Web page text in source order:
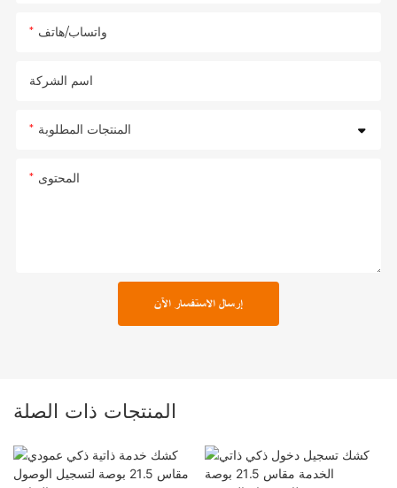
واتساب/هاتف
اسم الشركة
المنتجات المطلوبة
المحتوى
إرسال الاستفسار الآن
المنتجات ذات الصلة